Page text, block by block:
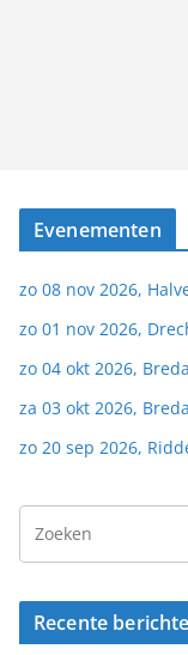
Evenementen
zo 08 nov 2026,
zo 01 nov 2026,
zo 04 okt 2026,
za 03 okt 2026,
zo 20 sep 2026,
Recente